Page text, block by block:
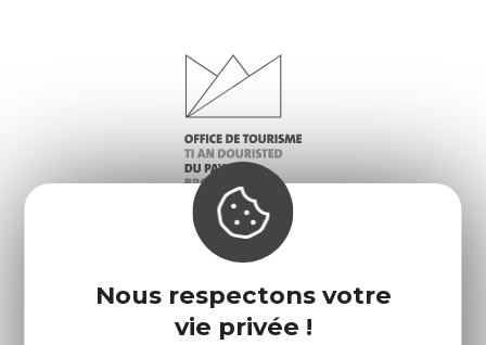
Nous respectons votre
vie privée !
Infos pratiques
Nos accueils